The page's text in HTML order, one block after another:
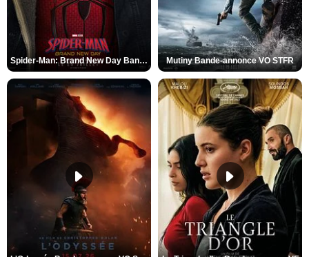
Spider-Man: Brand New Day Bande-annonce VO STFR Mutiny Bande-annonce VO STFR